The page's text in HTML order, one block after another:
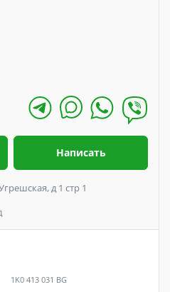
Написать
д 1 стр 1
1K0 413 031 BG